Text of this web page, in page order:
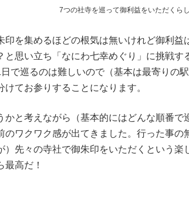
7つの社寺を巡って御利益をいただくら
印を集めるほどの根気は無いけれど御利益
と思い立ち「なにわ七幸めぐり」に挑戦
で巡るのは難しいので（基本は最寄りの
てお参りすることになります。
かと考えながら（基本的にはどんな順番
のワクワク感が出てきました。行った事
）先々の寺社で御朱印をいただくという
最高だ！